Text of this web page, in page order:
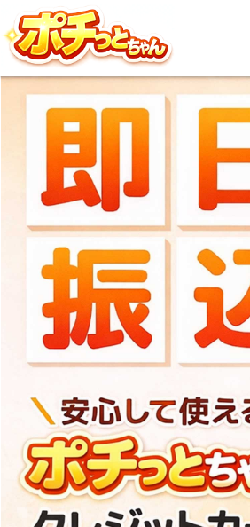
ポチっとちゃん